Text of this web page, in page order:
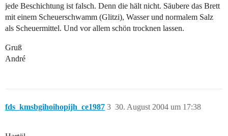
jede Beschichtung ist falsch. Denn die hält nicht. Säubere das Brett
mit einem Scheuerschwamm (Glitzi), Wasser und normalem Salz
als Scheuermittel. Und vor allem schön trocknen lassen.
Gruß
André
fds_kmsbgihoihopijh_ce1987 30. August 2004 um 17:38
3